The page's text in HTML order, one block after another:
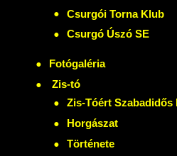
Csurgói Torna Klub
Csurgó Úszó SE
Fotógaléria
Zis-tó
Zis-Tóért Szabadidős
Horgászat
Története